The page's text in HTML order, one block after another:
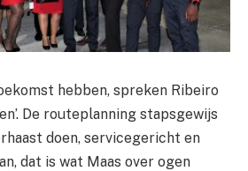
hebben, spreken Ribeiro
De routeplanning stapsgewijs
doen, servicegericht en
dat is wat Maas over ogen